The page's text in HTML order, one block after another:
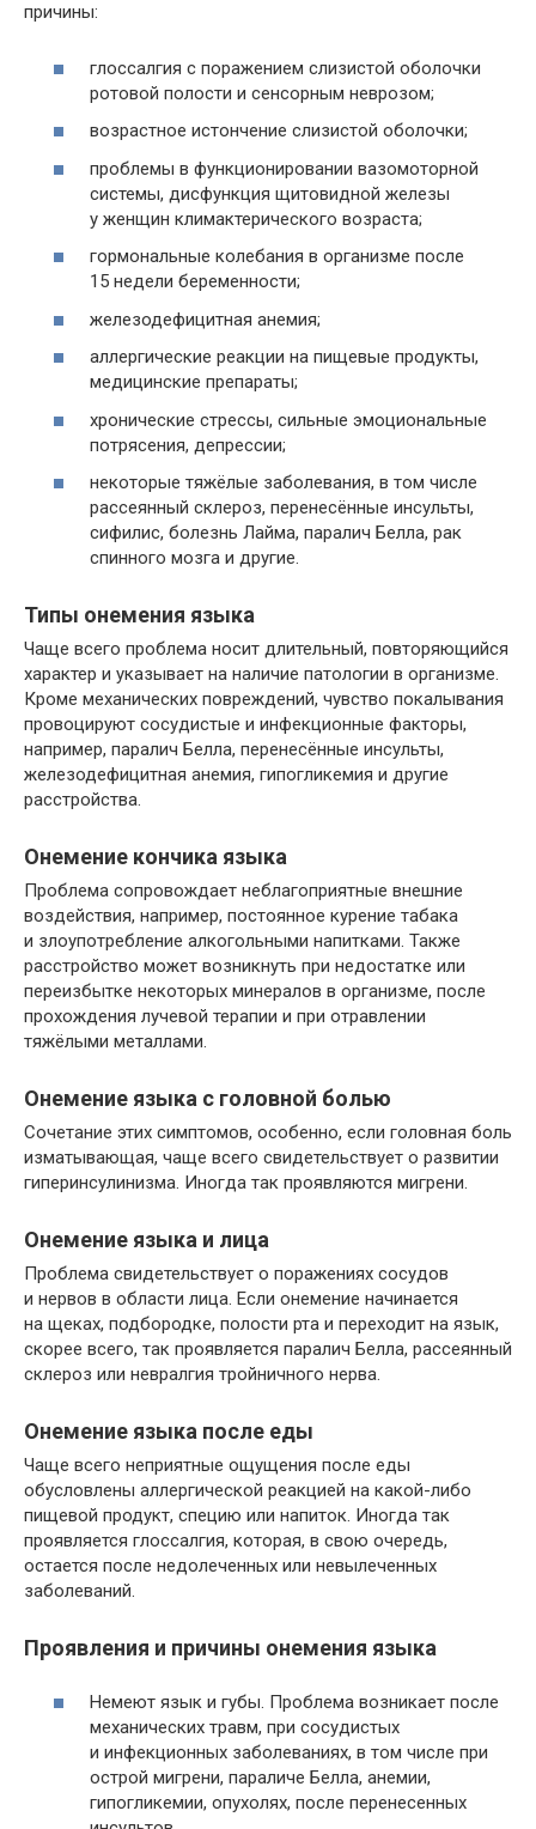
причины:
глоссалгия с поражением слизистой оболочки
ротовой полости и сенсорным неврозом;
возрастное истончение слизистой оболочки;
проблемы в функционировании вазомоторной
системы, дисфункция щитовидной железы
у женщин климактерического возраста;
гормональные колебания в организме после
15 недели беременности;
железодефицитная анемия;
аллергические реакции на пищевые продукты,
медицинские препараты;
хронические стрессы, сильные эмоциональные
потрясения, депрессии;
некоторые тяжёлые заболевания, в том числе
рассеянный склероз, перенесённые инсульты,
сифилис, болезнь Лайма, паралич Белла, рак
спинного мозга и другие.
Типы онемения языка
Чаще всего проблема носит длительный, повторяющийся
характер и указывает на наличие патологии в организме.
Кроме механических повреждений, чувство покалывания
провоцируют сосудистые и инфекционные факторы,
например, паралич Белла, перенесённые инсульты,
железодефицитная анемия, гипогликемия и другие
расстройства.
Онемение кончика языка
Проблема сопровождает неблагоприятные внешние
воздействия, например, постоянное курение табака
и злоупотребление алкогольными напитками. Также
расстройство может возникнуть при недостатке или
переизбытке некоторых минералов в организме, после
прохождения лучевой терапии и при отравлении
тяжёлыми металлами.
Онемение языка с головной болью
Сочетание этих симптомов, особенно, если головная боль
изматывающая, чаще всего свидетельствует о развитии
гиперинсулинизма. Иногда так проявляются мигрени.
Онемение языка и лица
Проблема свидетельствует о поражениях сосудов
и нервов в области лица. Если онемение начинается
на щеках, подбородке, полости рта и переходит на язык,
скорее всего, так проявляется паралич Белла, рассеянный
склероз или невралгия тройничного нерва.
Онемение языка после еды
Чаще всего неприятные ощущения после еды
обусловлены аллергической реакцией на какой-либо
пищевой продукт, специю или напиток. Иногда так
проявляется глоссалгия, которая, в свою очередь,
остается после недолеченных или невылеченных
заболеваний.
Проявления и причины онемения языка
Немеют язык и губы. Проблема возникает после
механических травм, при сосудистых
и инфекционных заболеваниях, в том числе при
острой мигрени, параличе Белла, анемии,
гипогликемии, опухолях, после перенесенных